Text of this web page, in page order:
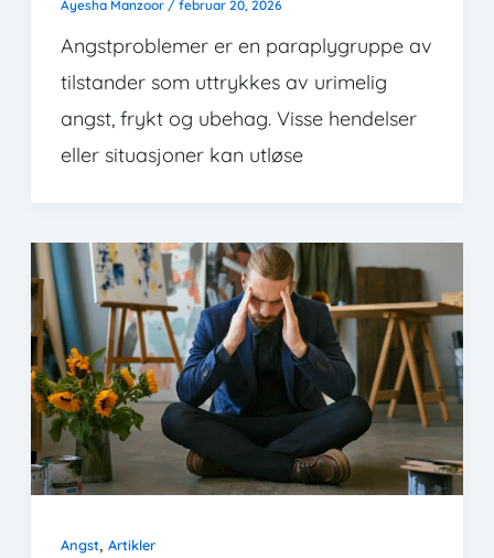
Ayesha Manzoor / februar 20, 2026
Angstproblemer er en paraplygruppe av
tilstander som uttrykkes av urimelig
angst, frykt og ubehag. Visse hendelser
eller situasjoner kan utløse
Angst, Artikler